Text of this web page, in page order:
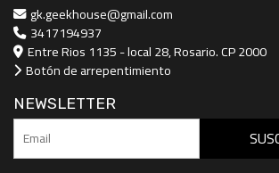
gk.geekhouse@gmail.com
3417194937
Entre Rios 1135 - local 28, Rosario. CP 2000
Botón de arrepentimiento
NEWSLETTER